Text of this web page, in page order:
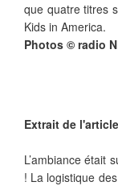
que quatre titres
Kids in America.
Photos © radio
Extrait de
L’ambiance était
! La logistique